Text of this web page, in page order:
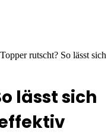
Topper rutscht? So lässt sich
lässt sich